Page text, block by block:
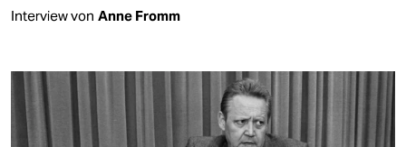
Interview von Anne Fromm